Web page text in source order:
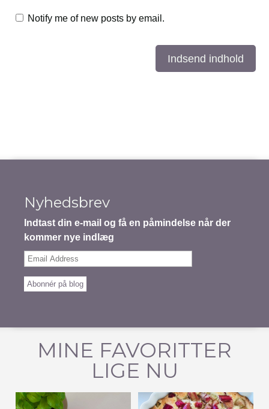
Notify me of new posts by email.
Indsend indhold
Nyhedsbrev
Indtast din e-mail og få en påmindelse når der
kommer nye indlæg
Email
Abonnér på blog
MINE FAVORITTER
LIGE NU